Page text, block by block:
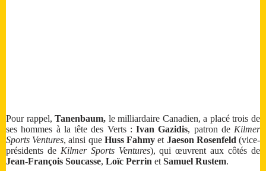
Pour rappel,Tanenbaum, le milliardaire Canadien, a placé trois de
ses hommes à la tête des Verts : Ivan Gazidis, patron de Kilmer
Sports Ventures, ainsi que Huss Fahmy et Jaeson Rosenfeld (vice-
présidents de Kilmer Sports Ventures), qui œuvrent aux côtés de
Jean-François Soucasse, Loïc Perrin et Samuel Rustem.